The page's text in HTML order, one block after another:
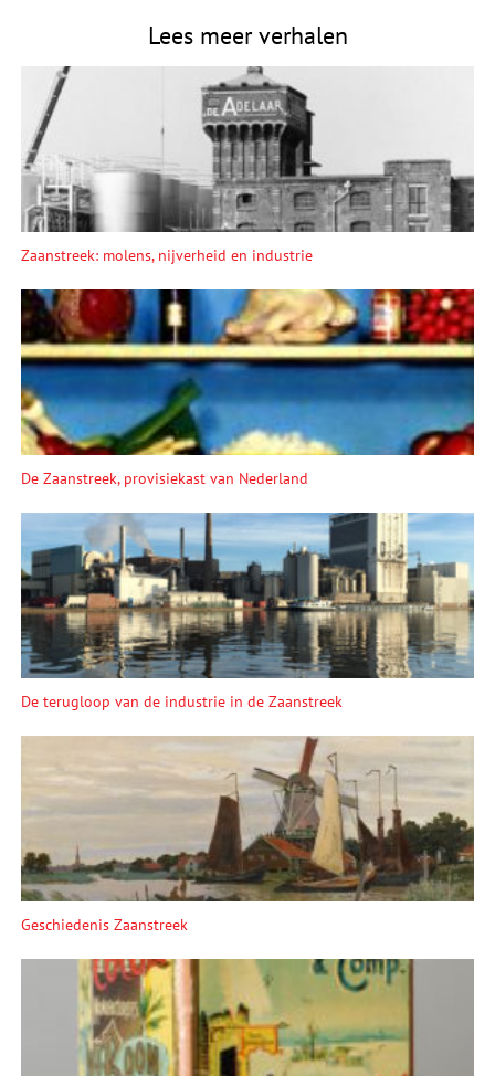
Lees meer verhalen
Zaanstreek: molens, nijverheid en industrie
De Zaanstreek, provisiekast van Nederland
De terugloop van de industrie in de Zaanstreek
Geschiedenis Zaanstreek